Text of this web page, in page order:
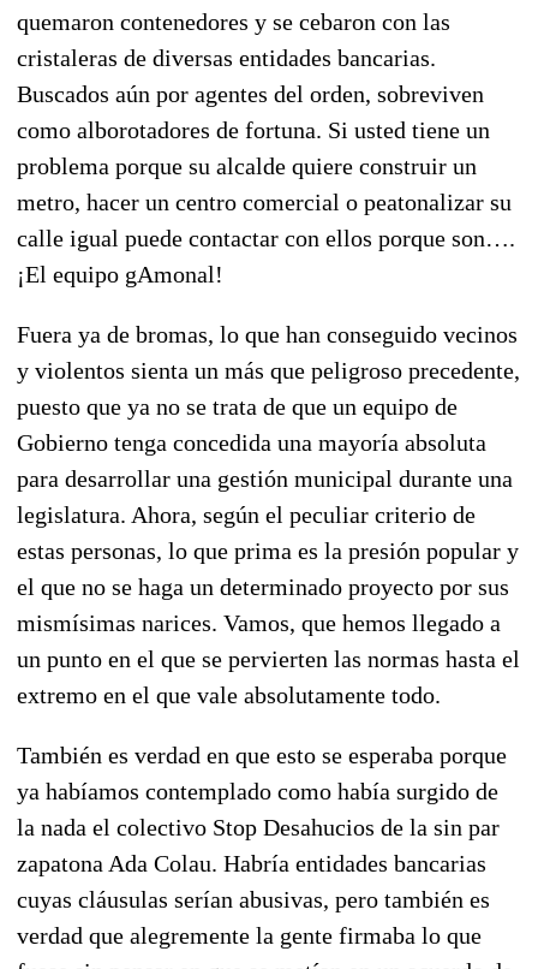
quemaron contenedores y se cebaron con las
cristaleras de diversas entidades bancarias.
Buscados aún por agentes del orden, sobreviven
como alborotadores de fortuna. Si usted tiene un
problema porque su alcalde quiere construir un
metro, hacer un centro comercial o peatonalizar su
calle igual puede contactar con ellos porque son….
¡El equipo gAmonal!
Fuera ya de bromas, lo que han conseguido vecinos
y violentos sienta un más que peligroso precedente,
puesto que ya no se trata de que un equipo de
Gobierno tenga concedida una mayoría absoluta
para desarrollar una gestión municipal durante una
legislatura. Ahora, según el peculiar criterio de
estas personas, lo que prima es la presión popular y
el que no se haga un determinado proyecto por sus
mismísimas narices. Vamos, que hemos llegado a
un punto en el que se pervierten las normas hasta el
extremo en el que vale absolutamente todo.
También es verdad en que esto se esperaba porque
ya habíamos contemplado como había surgido de
la nada el colectivo Stop Desahucios de la sin par
zapatona Ada Colau. Habría entidades bancarias
cuyas cláusulas serían abusivas, pero también es
verdad que alegremente la gente firmaba lo que